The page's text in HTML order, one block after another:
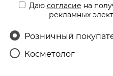
Даю согласие на
рекламных
Розничный
Косметолог